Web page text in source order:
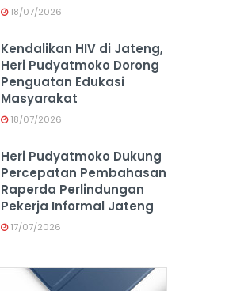
18/07/2026
Kendalikan HIV di Jateng,
Heri Pudyatmoko Dorong
Penguatan Edukasi
Masyarakat
18/07/2026
Heri Pudyatmoko Dukung
Percepatan Pembahasan
Raperda Perlindungan
Pekerja Informal Jateng
17/07/2026